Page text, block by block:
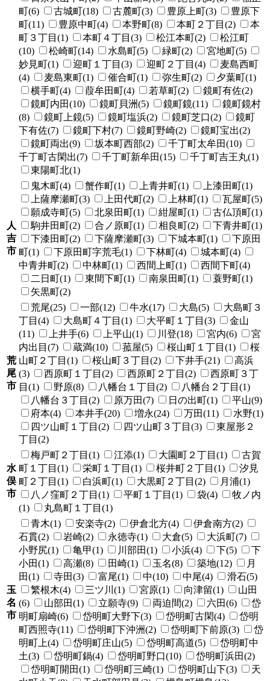
町(6)
古城町(18) 古麓町(3) 豊原上町(3)
豊原下
町(11)
豊原中町(4) 本野町(8) 本町２丁目(2)
本
町３丁目(1)
本町４丁目(3) 松江本町(2)
松江町
(10)
松崎町(14) 水島町(5) 緑町(2)
宮地町(5)
妙見町(1)
迎町１丁目(3) 迎町２丁目(4)
麦島西町
(4)
麦島東町(1) 催合町(1) 弥生町(2)
夕葉町(1)
横手町(4)
葭牟田町(4) 若草町(2)
鏡町有佐(2)
鏡町内田(10)
鏡町貝洲(5) 鏡町鏡(11)
鏡町鏡村
(8)
鏡町上鏡(5) 鏡町塩浜(2) 鏡町芝口(2)
鏡町
下有佐(7)
鏡町下村(7) 鏡町野崎(2)
鏡町宝出(2)
鏡町両出(9)
坂本町西部(2)
千丁町太牟田(10)
千丁町古閑出(7)
千丁町新牟田(15)
千丁町吉王丸(1)
東陽町北(1)
人
吉
市
鬼木町(4) 蟹作町(1) 上青井町(1)
上漆田町(1)
上薩摩瀬町(3)
上田代町(2) 上林町(1)
瓦屋町(5)
願成寺町(5)
北泉田町(1) 紺屋町(1)
古仏頂町(1)
駒井田町(2)
合ノ原町(1) 相良町(2)
下青井町(1)
下漆田町(2)
下薩摩瀬町(3) 下城本町(1)
下原田
町(1)
下原田町字荒毛(1) 下林町(4)
城本町(4)
中青井町(2)
中林町(1) 西間上町(1)
西間下町(4)
二日町(1)
東間下町(1) 南泉田町(1)
蓑野町(1)
矢黒町(2)
荒
尾
市
荒尾(25) 一部(12) 牛水(17) 大島(5)
大島町３
丁目(4)
大島町４丁目(1) 大平町１丁目(3)
金山
(11)
上井手(6) 上平山(1) 川登(18) 宮内(6)
宮
内出目(7)
蔵満(10) 菰屋(5) 桜山町１丁目(1)
桜
山町２丁目(1)
桜山町３丁目(2) 下井手(21)
高浜
(3)
西原町１丁目(2) 西原町２丁目(2)
西原町３丁
目(1)
野原(8) 八幡台１丁目(2)
八幡台２丁目(1)
八幡台３丁目(2)
原万田(7) 日の出町(1)
平山(9)
府本(4)
本井手(20) 増永(24) 万田(11)
水野(1)
四ツ山町１丁目(2)
四ツ山町３丁目(3)
東屋形２
丁目(2)
水
俣
市
梅戸町２丁目(1) 江添(1) 大園町２丁目(1)
古賀
町１丁目(1)
栄町１丁目(1) 桜井町２丁目(1)
汐見
町２丁目(1)
白浜町(1) 大黒町２丁目(2)
月浦(1)
八ノ窪町２丁目(1)
平町１丁目(1) 袋(4)
牧ノ内
(1)
丸島町１丁目(1)
玉
名
市
青木(1) 安楽寺(2) 伊倉北方(4)
伊倉南方(2)
石貫(2)
岩崎(2) 永徳寺(1) 大倉(5)
大浜町(7)
小野尻(1)
亀甲(1) 川部田(1) 小浜(4) 下(5)
下
小田(1)
高瀬(8) 田崎(1) 玉名(8) 築地(12)
月
田(1)
寺田(3) 富尾(1) 中(10) 中尾(4)
滑石(5)
繁根木(4)
三ツ川(1) 宮原(1) 向津留(1)
山田
(6)
山部田(1) 立願寺(9) 両迫間(2) 六田(6)
岱
明町扇崎(6)
岱明町大野下(3) 岱明町古閑(4)
岱明
町西照寺(11)
岱明町下沖洲(2) 岱明町下前原(3)
岱
明町上(4)
岱明町庄山(5) 岱明町高道(5)
岱明町中
土(3)
岱明町鍋(4) 岱明町野口(10)
岱明町浜田(2)
岱明町開田(1)
岱明町三崎(1) 岱明町山下(3)
天